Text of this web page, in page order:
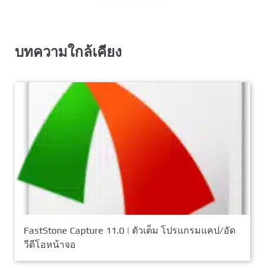
บทความใกล้เคียง
FastStone Capture 11.0 | ตัวเต็ม โปรแกรมแคป/อัด
วีดีโอหน้าจอ